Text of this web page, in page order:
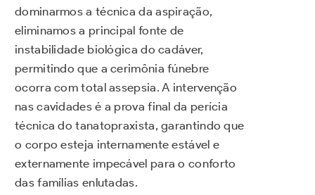
dominarmos a técnica da aspiração,
eliminamos a principal fonte de
instabilidade biológica do cadáver,
permitindo que a cerimônia fúnebre
ocorra com total assepsia. A intervenção
nas cavidades é a prova final da perícia
técnica do tanatopraxista, garantindo que
o corpo esteja internamente estável e
externamente impecável para o conforto
das famílias enlutadas.